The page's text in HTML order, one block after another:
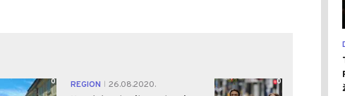
0 REGION
26.08.2020.
0